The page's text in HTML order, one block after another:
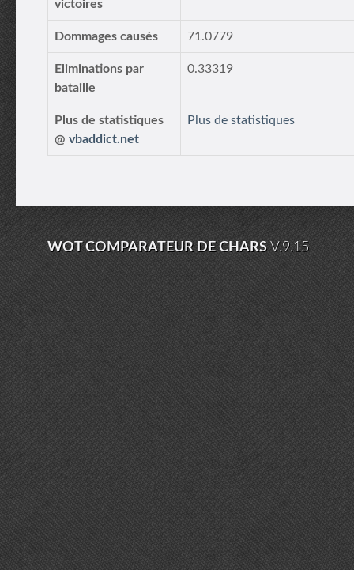
victoires
Dommages causés 71.0779
Eliminations par
bataille
0.33319
Plus de statistiques
@ vbaddict.net
Plus de statistiques
WOT COMPARATEUR DE CHARSV.9.15